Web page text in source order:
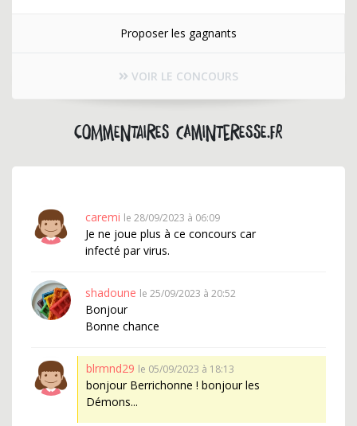
Proposer les gagnants
VOIR LE CONCOURS
Commentaires caminteresse.fr
caremi le 28/09/2023 à 06:09
Je ne joue plus à ce concours car
infecté par virus.
shadoune le 25/09/2023 à 20:52
Bonjour
Bonne chance
blrmnd29 le 05/09/2023 à 18:13
bonjour Berrichonne ! bonjour les
Démons...